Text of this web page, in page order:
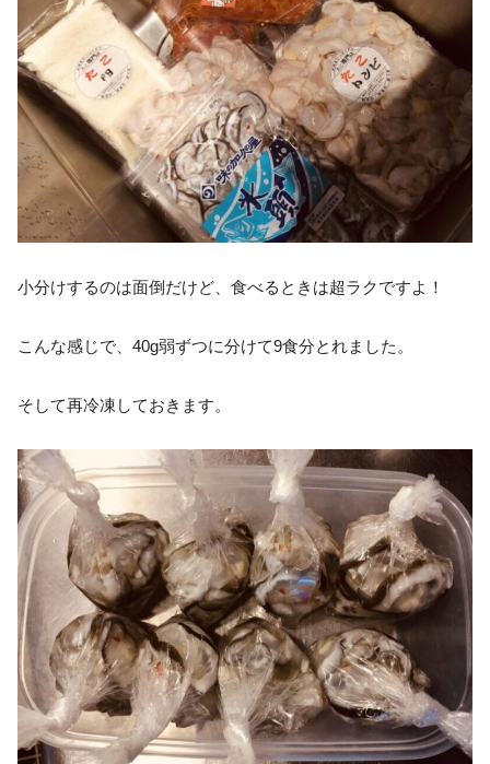
小分けするのは面倒だけど、食べるときは超ラクですよ！
こんな感じで、40g弱ずつに分けて9食分とれました。
そして再冷凍しておきます。